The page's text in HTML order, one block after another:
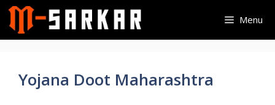
Skip
to
content
Menu
Yojana Doot Maharashtra